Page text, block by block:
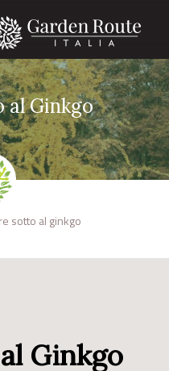
Ginkgo
sotto al ginkgo
Ginkgo